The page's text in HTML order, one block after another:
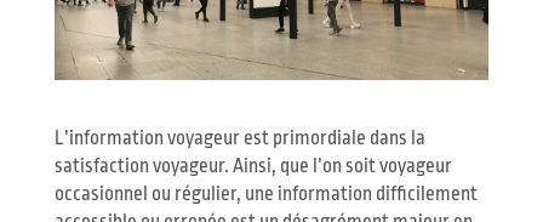
L’information voyageur est primordiale dans la
satisfaction voyageur. Ainsi, que l’on soit voyageur
occasionnel ou régulier, une information difficilement